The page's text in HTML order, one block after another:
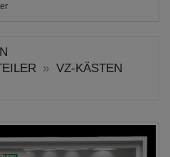
VZ-KÄSTEN